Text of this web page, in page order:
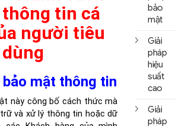
thông tin cá
người tiêu
dùng
bảo mật thông tin
này công bố cách thức mà
và xử lý thông tin hoặc dữ
bảo
mật
Giải
pháp
hiệu
suất
cao
Giải
pháp